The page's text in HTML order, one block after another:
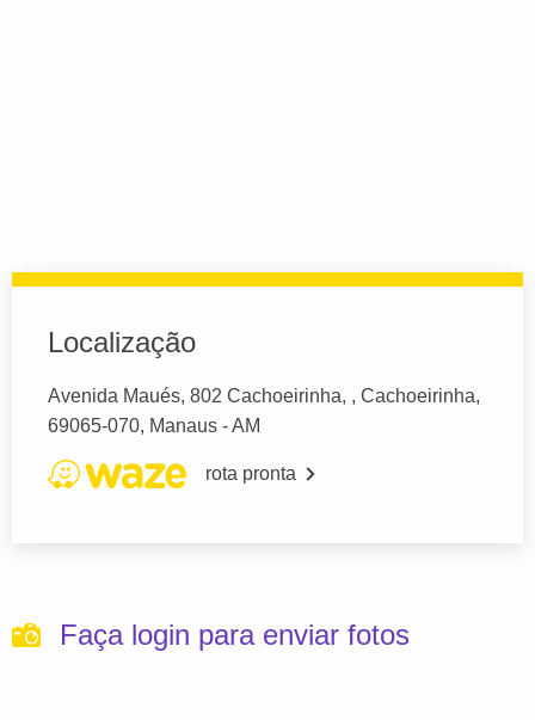
Localização
Avenida Maués, 802 Cachoeirinha, , Cachoeirinha,
69065-070, Manaus - AM
rota pronta
Faça login para enviar fotos